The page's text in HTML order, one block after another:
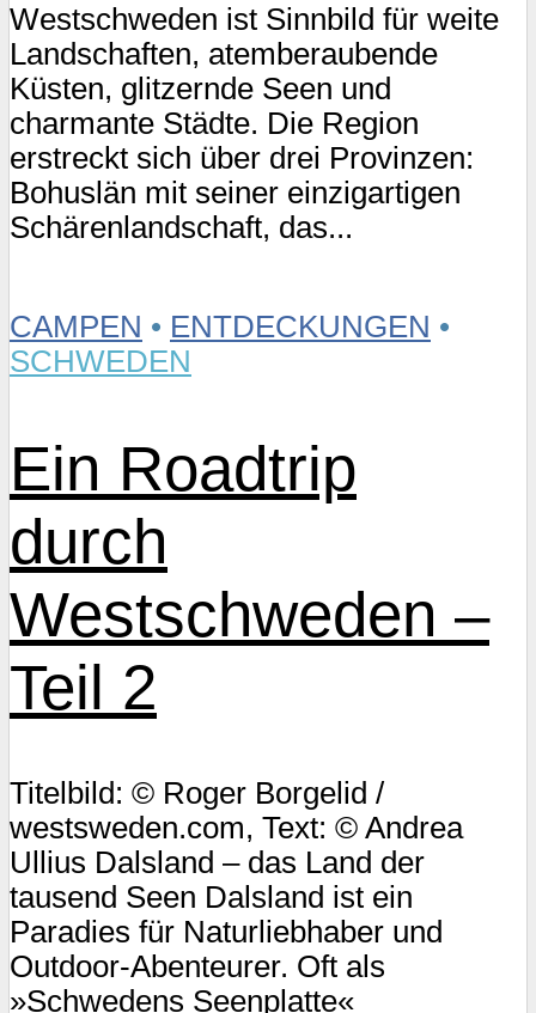
Westschweden ist Sinnbild für weite
Landschaften, atemberaubende
Küsten, glitzernde Seen und
charmante Städte. Die Region
erstreckt sich über drei Provinzen:
Bohuslän mit seiner einzigartigen
Schärenlandschaft, das...
CAMPEN • ENTDECKUNGEN •
SCHWEDEN
Ein Roadtrip
durch
Westschweden –
Teil 2
Titelbild: © Roger Borgelid /
westsweden.com, Text: © Andrea
Ullius Dalsland – das Land der
tausend Seen Dalsland ist ein
Paradies für Naturliebhaber und
Outdoor-Abenteurer. Oft als
»Schwedens Seenplatte«